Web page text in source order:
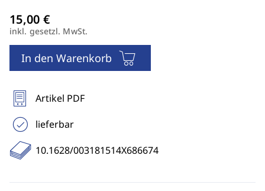
inkl. gesetzl. MwSt.
In den Warenkorb
Artikel PDF
lieferbar
10.1628/003181514X686674